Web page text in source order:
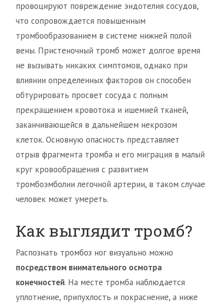
провоцируют повреждение эндотелия сосудов,
что сопровождается повышенным
тромбообразованием в системе нижней полой
вены. Пристеночный тромб может долгое время
не вызывать никаких симптомов, однако при
влиянии определенных факторов он способен
обтурировать просвет сосуда с полным
прекращением кровотока и ишемией тканей,
заканчивающейся в дальнейшем некрозом
клеток. Основную опасность представляет
отрыв фрагмента тромба и его миграция в малый
круг кровообращения с развитием
тромбоэмболии легочной артерии, в таком случае
человек может умереть.
Как выглядит тромб?
Распознать тромбоз ног визуально можно
посредством внимательного осмотра
конечностей. На месте тромба наблюдается
уплотнение, припухлость и покраснение, а ниже